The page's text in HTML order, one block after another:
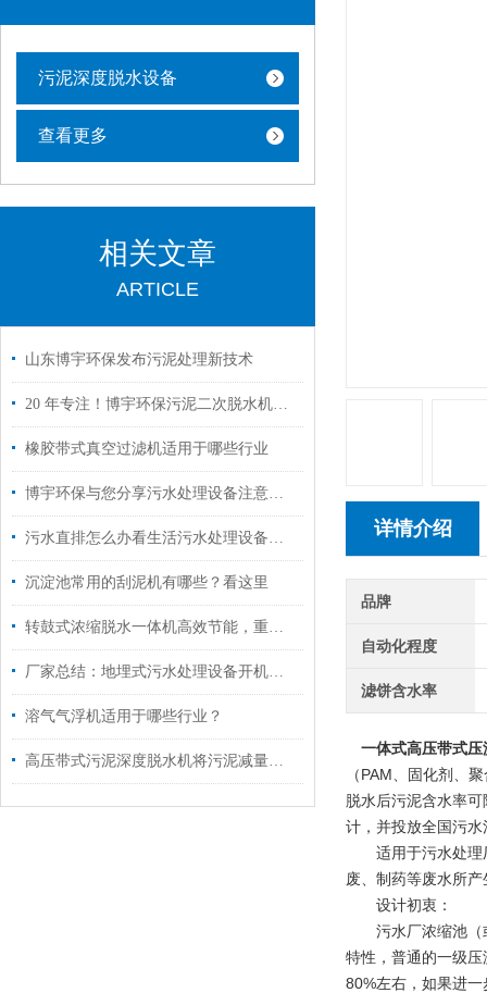
污泥深度脱水设备
查看更多
相关文章
ARTICLE
山东博宇环保发布污泥处理新技术
20 年专注！博宇环保污泥二次脱水机，破解高含水率难题
橡胶带式真空过滤机适用于哪些行业
博宇环保与您分享污水处理设备注意事项
污水直排怎么办看生活污水处理设备放大招
沉淀池常用的刮泥机有哪些？看这里
转鼓式浓缩脱水一体机高效节能，重塑污泥处理未来
厂家总结：地埋式污水处理设备开机步骤
溶气气浮机适用于哪些行业？
高压带式污泥深度脱水机将污泥减量化进行到底
详情介绍
品牌
自动化程度
滤饼含水率
一体式高压带式压
（PAM、固化剂、
脱水后污泥含水率
计，并投放全国污
适用于污水处理厂
废、制药等废水所
设计初衷：
污水厂浓缩池（或
特性，普通的一级
80%左右，如果进